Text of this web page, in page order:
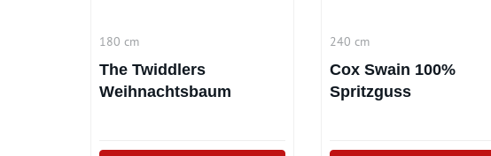
180 cm
The Twiddlers
Weihnachtsbaum
240 cm
Cox Swain 100%
Spritzguss